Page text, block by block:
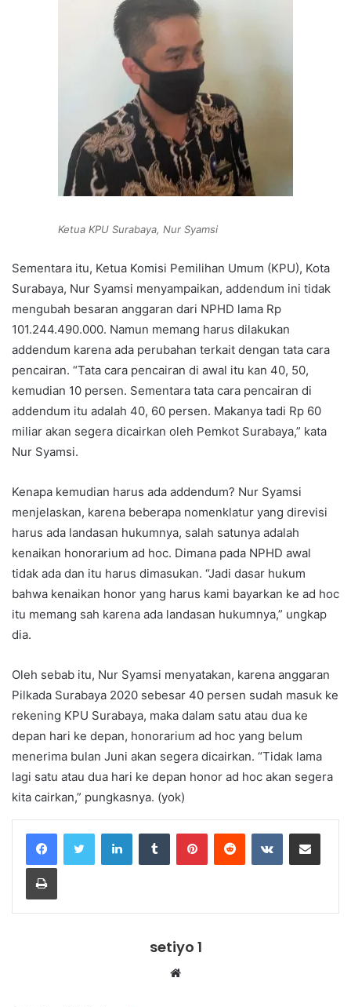
Ketua KPU Surabaya, Nur Syamsi
Sementara itu, Ketua Komisi Pemilihan Umum (KPU), Kota
Surabaya, Nur Syamsi menyampaikan, addendum ini tidak
mengubah besaran anggaran dari NPHD lama Rp
101.244.490.000. Namun memang harus dilakukan
addendum karena ada perubahan terkait dengan tata cara
pencairan. “Tata cara pencairan di awal itu kan 40, 50,
kemudian 10 persen. Sementara tata cara pencairan di
addendum itu adalah 40, 60 persen. Makanya tadi Rp 60
miliar akan segera dicairkan oleh Pemkot Surabaya,” kata
Nur Syamsi.
Kenapa kemudian harus ada addendum? Nur Syamsi
menjelaskan, karena beberapa nomenklatur yang direvisi
harus ada landasan hukumnya, salah satunya adalah
kenaikan honorarium ad hoc. Dimana pada NPHD awal
tidak ada dan itu harus dimasukan. “Jadi dasar hukum
bahwa kenaikan honor yang harus kami bayarkan ke ad hoc
itu memang sah karena ada landasan hukumnya,” ungkap
dia.
Oleh sebab itu, Nur Syamsi menyatakan, karena anggaran
Pilkada Surabaya 2020 sebesar 40 persen sudah masuk ke
rekening KPU Surabaya, maka dalam satu atau dua ke
depan hari ke depan, honorarium ad hoc yang belum
menerima bulan Juni akan segera dicairkan. “Tidak lama
lagi satu atau dua hari ke depan honor ad hoc akan segera
kita cairkan,” pungkasnya. (yok)
LinkedInTumblr PinterestReddit VKontakteShare via Email
Print
setiyo 1
Website